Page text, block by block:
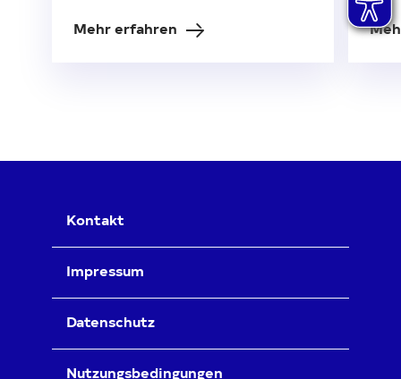
Mehr erfahren
Kontakt
Impressum
Datenschutz
Nutzungsbedingungen